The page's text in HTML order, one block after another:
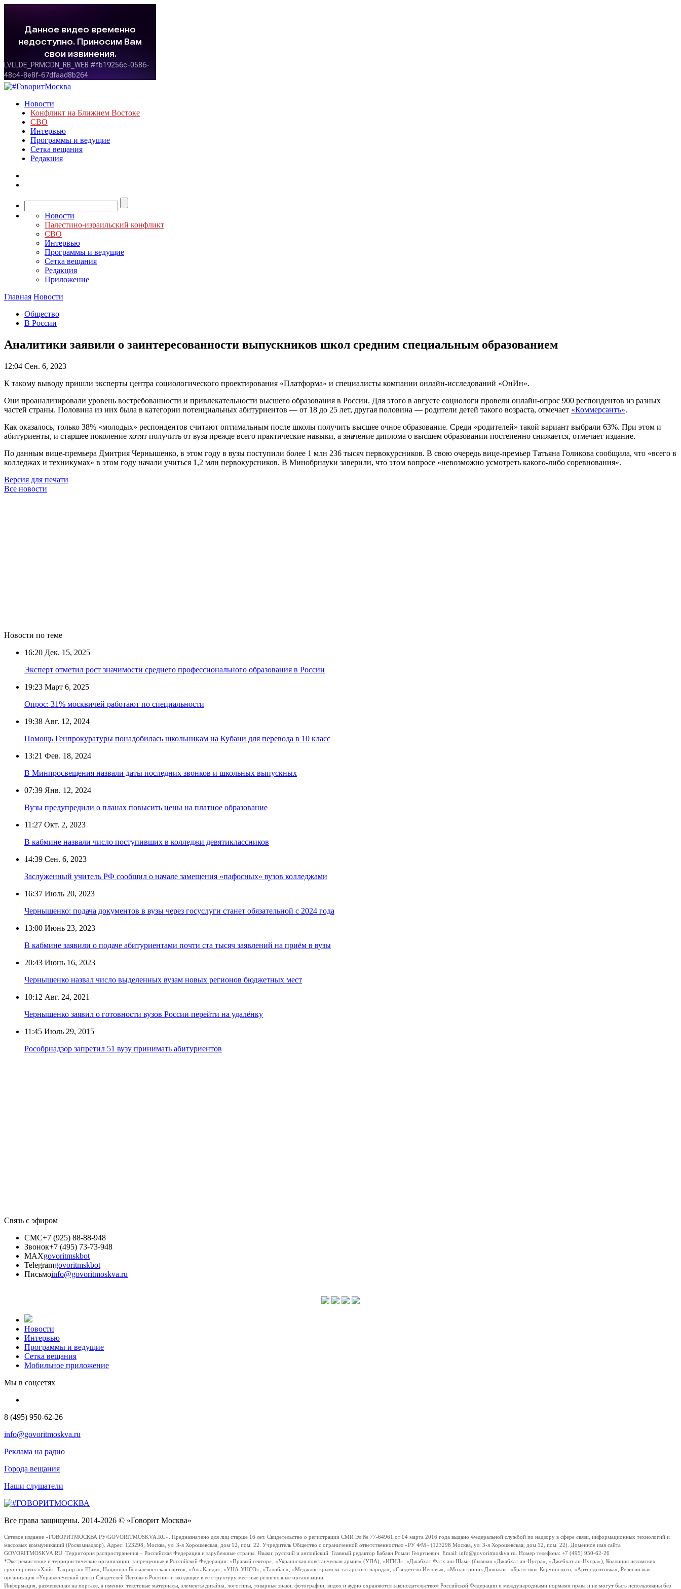
Новости
Конфликт на Ближнем Востоке
СВО
Интервью
Программы и ведущие
Сетка вещания
Редакция
Новости
Палестино-израильский конфликт
СВО
Интервью
Программы и ведущие
Сетка вещания
Редакция
Приложение
Главная Новости
Общество
В России
Аналитики заявили о заинтересованности выпускников школ средним специальным образованием
12:04 Сен. 6, 2023
К такому выводу пришли эксперты центра социологического проектирования «Платформа» и специалисты компании онлайн-исследований «ОнИн».
Они проанализировали уровень востребованности и привлекательности высшего образования в России. Для этого в августе социологи провели онлайн-опрос 900 респондентов из разных
частей страны. Половина из них была в категории потенциальных абитуриентов — от 18 до 25 лет, другая половина — родители детей такого возраста, отмечает «Коммерсантъ».
Как оказалось, только 38% «молодых» респондентов считают оптимальным после школы получить высшее очное образование. Среди «родителей» такой вариант выбрали 63%. При этом и
абитуриенты, и старшее поколение хотят получить от вуза прежде всего практические навыки, а значение диплома о высшем образовании постепенно снижается, отмечает издание.
По данным вице-премьера Дмитрия Чернышенко, в этом году в вузы поступили более 1 млн 236 тысяч первокурсников. В свою очередь вице-премьер Татьяна Голикова сообщила, что «всего в
колледжах и техникумах» в этом году начали учиться 1,2 млн первокурсников. В Минобрнауки заверили, что этом вопросе «невозможно усмотреть какого-либо соревнования».
Версия для печати
Все новости
Новости по теме
16:20 Дек. 15, 2025
Эксперт отметил рост значимости среднего профессионального образования в России
19:23 Март 6, 2025
Опрос: 31% москвичей работают по специальности
19:38 Авг. 12, 2024
Помощь Генпрокуратуры понадобилась школьникам на Кубани для перевода в 10 класс
13:21 Фев. 18, 2024
В Минпросвещения назвали даты последних звонков и школьных выпускных
07:39 Янв. 12, 2024
Вузы предупредили о планах повысить цены на платное образование
11:27 Окт. 2, 2023
В кабмине назвали число поступивших в колледжи девятиклассников
14:39 Сен. 6, 2023
Заслуженный учитель РФ сообщил о начале замещения «пафосных» вузов колледжами
16:37 Июль 20, 2023
Чернышенко: подача документов в вузы через госуслуги станет обязательной с 2024 года
13:00 Июнь 23, 2023
В кабмине заявили о подаче абитуриентами почти ста тысяч заявлений на приём в вузы
20:43 Июнь 16, 2023
Чернышенко назвал число выделенных вузам новых регионов бюджетных мест
10:12 Авг. 24, 2021
Чернышенко заявил о готовности вузов России перейти на удалёнку
11:45 Июль 29, 2015
Рособрнадзор запретил 51 вузу принимать абитуриентов
Связь с эфиром
СМС+7 (925) 88-88-948
Звонок+7 (495) 73-73-948
MAXgovoritmskbot
Telegramgovoritmskbot
Письмоinfo@govoritmoskva.ru
Новости
Интервью
Программы и ведущие
Сетка вещания
Мобильное приложение
Мы в соцсетях
8 (495) 950-62-26
info@govoritmoskva.ru
Реклама на радио
Города вещания
Наши слушатели
Все права защищены. 2014-2026 © «Говорит Москва»
Сетевое издание «ГОВОРИТМОСКВА.РУ/GOVORITMOSKVA.RU». Предназначено для лиц старше 16 лет. Свидетельство о регистрации СМИ Эл № 77-64961 от 04 марта 2016 года выдано Федеральной службой по надзору в сфере связи, информационных технологий и
массовых коммуникаций (Роскомнадзор). Адрес: 123298, Москва, ул. 3-я Хорошевская, дом 12, пом. 22. Учредитель Общество с ограниченной ответственностью «РУ ФМ» (123298 Москва, ул. 3-я Хорошевская, дом 12, пом. 22). Доменное имя сайта
GOVORITMOSKVA.RU. Территория распространения – Российская Федерация и зарубежные страны. Языки: русский и английский. Главный редактор Бабаян Роман Георгиевич. Email: info@govoritmoskva.ru. Номер телефона: +7 (495) 950-62-26
*Экстремистские и террористические организации, запрещенные в Российской Федерации: «Правый сектор», «Украинская повстанческая армия» (УПА), «ИГИЛ», «Джабхат Фатх аш-Шам» (бывшая «Джабхат ан-Нусра», «Джебхат ан-Нусра»), Коалиция исламских
группировок «Хайят Тахрир аш-Шам», Национал-Большевистская партия, «Аль-Каида», «УНА-УНСО», «Талибан», «Меджлис крымско-татарского народа», «Свидетели Иеговы», «Мизантропик Дивижн», «Братство» Корчинского, «Артподготовка», Религиозная
организация «Управленческий центр Свидетелей Иеговы в России» и входящие в ее структуру местные религиозные организации.
Информация, размещенная на портале, а именно: текстовые материалы, элементы дизайна, логотипы, товарные знаки, фотографии, видео и аудио охраняются законодательством Российской Федерации и международными нормами права и не могут быть использованы без